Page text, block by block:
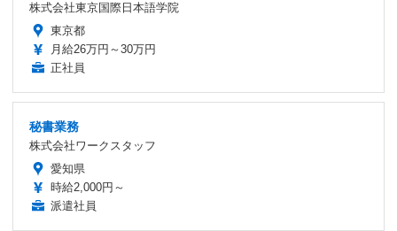
株式会社東京国際日本語学院
東京都
月給26万円～30万円
正社員
秘書業務
株式会社ワークスタッフ
愛知県
時給2,000円～
派遣社員